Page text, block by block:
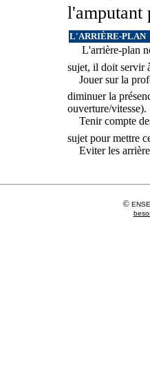
l'amputant
L'ARRIÈRE-PLAN
L'arrière-plan
sujet, il doit servir
Jouer sur la
diminuer la
ouverture/vitesse).
Tenir compte
sujet pour mettre
Eviter les
©